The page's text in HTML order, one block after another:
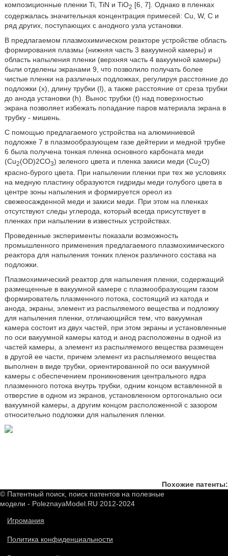
композиционные пленки Ti, TiN и TiO2 [6, 7]. Однако в пленках
содержалась значительная концентрация примесей: Cu, W, C и
ряд других, поступающих с анодного узла установки.
В предлагаемом плазмохимическом реакторе устройстве область
формирования плазмы (нижняя часть 3 вакуумной камеры) и
область напыления пленки (верхняя часть 4 вакуумной камеры)
были отделены экранами 9, что позволило получать более
чистые пленки на различных подложках, регулируя расстояние до
подложки (x), длину трубки (l), а также расстояние от среза трубки
до анода установки (h). Вынос трубки (t) над поверхностью
экрана позволяет избежать попадание паров материала экрана в
трубку - мишень.
С помощью предлагаемого устройства на алюминиевой
подложке 7 в плазмообразующем газе дейтерии и медной трубке
6 была получена тонкая пленка основного карбоната меди
(Cu2(OD)2CO3) зеленого цвета и пленка закиси меди (Cu2O)
красно-бурого цвета. При напылении пленки при тех же условиях
на медную пластину образуются гидриды меди голубого цвета в
центре зоны напыления и формируется ореол из
свежеосажденной меди и закиси меди. При этом на пленках
отсутствуют следы углерода, который всегда присутствует в
пленках при напылении в известных устройствах.
Проведенные эксперименты показали возможность
промышленного применения предлагаемого плазмохимического
реактора для напыления тонких пленок различного состава на
подложки.
Плазмохимический реактор для напыления пленки, содержащий
размещенные в вакуумной камере с плазмообразующим газом
формирователь плазменного потока, состоящий из катода и
анода, экраны, элемент из распыляемого вещества и подложку
для напыления пленки, отличающийся тем, что вакуумная
камера состоит из двух частей, при этом экраны и установленные
по оси вакуумной камеры катод и анод расположены в одной из
частей камеры, а элемент из распыляемого вещества размещен
в другой ее части, причем элемент из распыляемого вещества
выполнен в виде трубки, ориентированной по оси вакуумной
камеры с обеспечением проникновения центрального ядра
плазменного потока внутрь трубки, одним концом вставленной в
отверстие в одном из экранов, установленном ортогонально оси
вакуумной камеры, а другим концом расположенной с зазором
относительно подложки для напыления пленки.
Похожие патенты:
© Патентный поиск, поиск патентов на полезные
модели - PoleznayaModel.RU 2012-2024
Игромания
Политика конфиденциальности